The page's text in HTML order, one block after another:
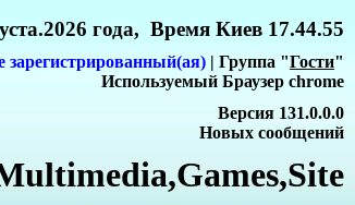
года, Время Киев 17.44.55
зарегистрированный(ая) | Группа "Гости"
Используемый Браузер chrome
Версия 131.0.0.0
Новых сообщений